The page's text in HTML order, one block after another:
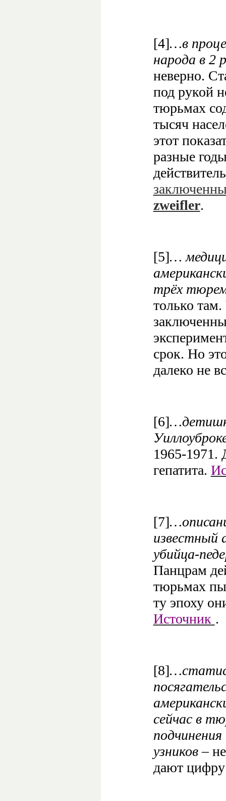
[4]…в
народа в 2
неверно.
под рукой
тюрьмах
тысяч
этот
разные
zweifler.
[5]…
трёх
только
срок. Но
далеко не
[6]
1965-1971.
гепатита.
[7]
известный
убийца-
Панцрам
тюрьмах
ту эпоху
Источник .
[8]
сейчас в
узников–
дают